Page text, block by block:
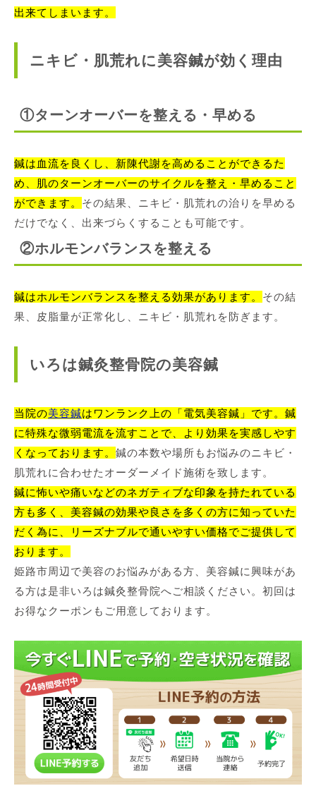
出来てしまいます。
ニキビ・肌荒れに美容鍼が効く理由
①ターンオーバーを整える・早める
鍼は血流を良くし、新陳代謝を高めることができるた
め、肌のターンオーバーのサイクルを整え・早めること
ができます。 その結果、ニキビ・肌荒れの治りを早める
だけでなく、出来づらくすることも可能です。
②ホルモンバランスを整える
鍼はホルモンバランスを整える効果があります。 その結
果、皮脂量が正常化し、ニキビ・肌荒れを防ぎます。
いろは鍼灸整骨院の美容鍼
当院の美容鍼はワンランク上の「電気美容鍼」です。鍼
に特殊な微弱電流を流すことで、より効果を実感しやす
くなっております。 鍼の本数や場所もお悩みのニキビ・
肌荒れに合わせたオーダーメイド施術を致します。
鍼に怖いや痛いなどのネガティブな印象を持たれている
方も多く、美容鍼の効果や良さを多くの方に知っていた
だく為に、リーズナブルで通いやすい価格でご提供して
おります。
姫路市周辺で美容のお悩みがある方、美容鍼に興味があ
る方は是非いろは鍼灸整骨院へご相談ください。初回は
お得なクーポンもご用意しております。